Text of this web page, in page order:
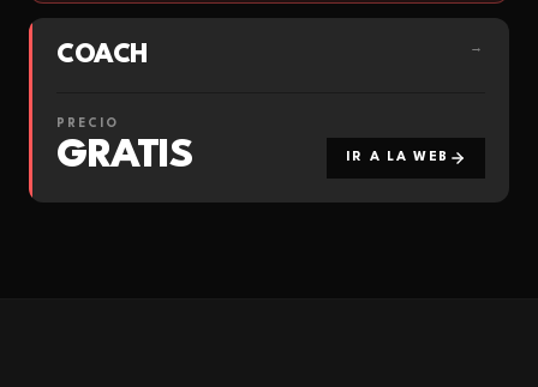
COACH →
PRECIO
GRATIS IR A LA WEB